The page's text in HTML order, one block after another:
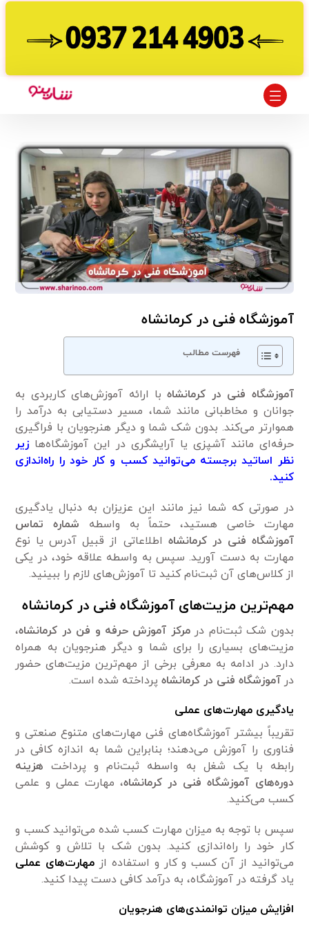
آموزشگاه فنی در کرمانشاه
فهرست مطالب
آموزشگاه فنی در کرمانشاه با ارائه آموزش‌های کاربردی به
جوانان و مخاطبانی مانند شما، مسیر دستیابی به درآمد را
هموار‌تر می‌کند. بدون شک شما و دیگر هنرجویان با فراگیری
حرفه‌ای مانند آشپزی یا آرایشگری در این آموزشگاه‌ها زیر
نظر اساتید برجسته می‌توانید کسب و کار خود را راه‌اندازی
کنید.
در صورتی که شما نیز مانند این عزیزان به دنبال یادگیری
مهارت خاصی هستید، حتماً به واسطه شماره تماس
آموزشگاه فنی در کرمانشاه اطلاعاتی از قبیل آدرس یا نوع
مهارت به دست ‌آورید. سپس به واسطه علاقه خود، در یکی
از کلاس‌های آن ثبت‌نام کنید تا آموزش‌های لازم را ببینید.
مهم‌ترین مزیت‌های آموزشگاه فنی در کرمانشاه
بدون شک ثبت‌نام درمرکز آموزش حرفه و فن در کرمانشاه،
مزیت‌های بسیاری را برای شما و دیگر هنرجویان به همراه
دارد. در ادامه به معرفی برخی از مهم‌ترین مزیت‌های حضور
درآموزشگاه فنی در کرمانشاه پرداخته شده است.
یادگیری مهارت‌های عملی
تقریباً بیشتر آموزشگاه‌های فنی مهارت‌های متنوع صنعتی و
فناوری را آموزش می‌دهند؛ بنابراین شما به اندازه کافی در
رابطه با یک شغل به واسطه ثبت‌نام و پرداخت هزینه
دوره‌های آموزشگاه فنی در کرمانشاه، مهارت عملی و علمی
کسب می‌کنید.
سپس با توجه به میزان مهارت کسب شده می‌توانید کسب و
کار خود را راه‌اندازی کنید. بدون شک با تلاش و کوشش
می‌توانید از آن کسب و کار و استفاده از مهارت‌های عملی
یاد گرفته در آموزشگاه، به درآمد کافی دست پیدا کنید.
افزایش میزان توانمندی‌های هنرجویان